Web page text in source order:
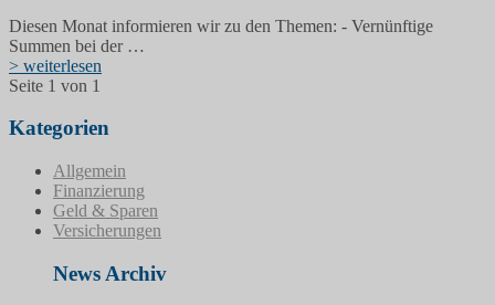
Diesen Monat informieren wir zu den Themen: - Vernünftige
Summen bei der …
> weiterlesen
Seite 1 von 1
Kategorien
Allgemein
Finanzierung
Geld & Sparen
Versicherungen
News Archiv